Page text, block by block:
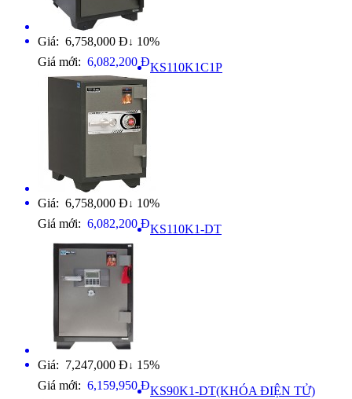
Giá: 6,758,000 Đ ↓ 10%
Giá mới: 6,082,200 ĐKS110K1C1P
Giá: 6,758,000 Đ ↓ 10%
Giá mới: 6,082,200 ĐKS110K1-DT
Giá: 7,247,000 Đ ↓ 15%
Giá mới: 6,159,950 ĐKS90K1-DT(KHÓA ĐIỆN TỬ)